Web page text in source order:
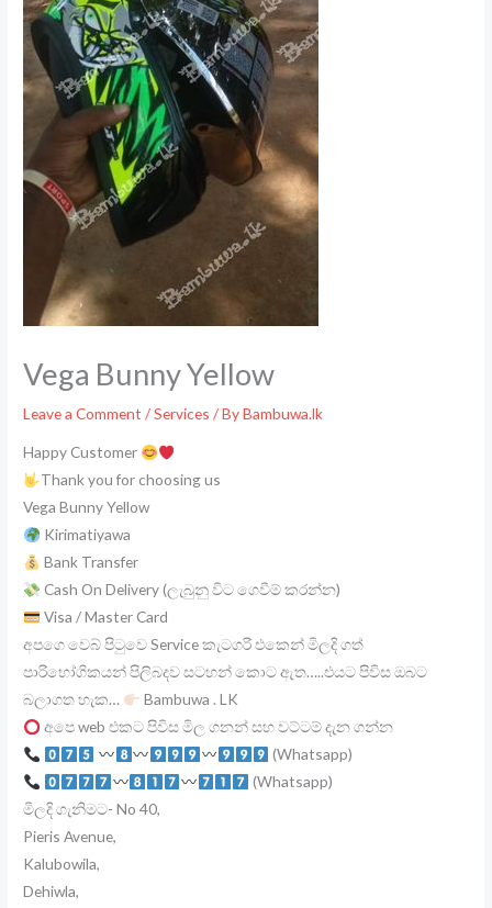
Vega Bunny Yellow
Leave a Comment /Services / ByBambuwa.lk
Happy Customer
Thank you for choosing us
Vega Bunny Yellow
Kirimatiyawa
Bank Transfer
Cash On Delivery (ලැබුනු විට ගෙවීම් කරන්න)
Visa / Master Card
අපගෙ වෙබ් පිටුවෙ Service කැටගරි එකෙන් මිලදි ගත්
පාරිභෝගිකයන් පිලිබදව සටහන් කොට ඇත…..එයට පිවිස ඔබට
බලාගත හැක…
Bambuwa . LK
අපෙ web එකට පිවිස මිල ගනන් සහ වට්ටම් දැන ගන්න
(Whatsapp)
(Whatsapp)
මිලදි ගැනිමට- No 40,
Pieris Avenue,
Kalubowila,
Dehiwla,